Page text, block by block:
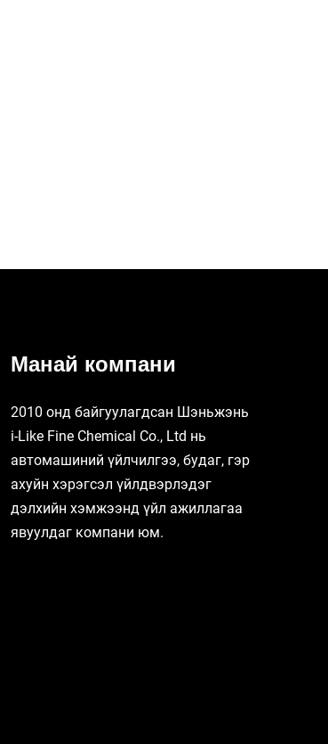
Манай компани
2010 онд байгуулагдсан Шэньжэнь
i-Like Fine Chemical Co., Ltd нь
автомашиний үйлчилгээ, будаг, гэр
ахуйн хэрэгсэл үйлдвэрлэдэг
дэлхийн хэмжээнд үйл ажиллагаа
явуулдаг компани юм.